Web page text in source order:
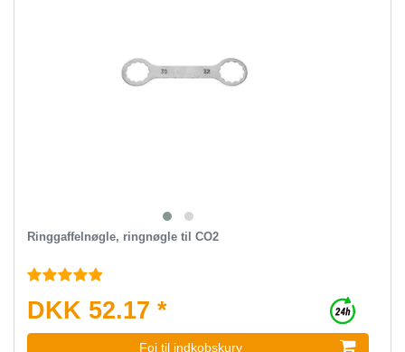
Ringgaffelnøgle, ringnøgle til CO2
DKK 52.17 *
Foj til indkobskurv